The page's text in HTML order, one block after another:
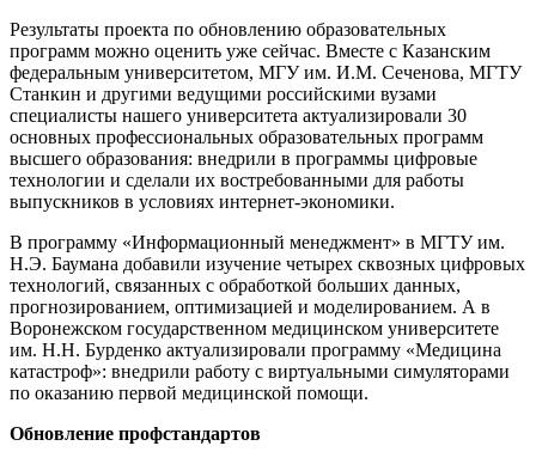
Результаты проекта по обновлению образовательных
программ можно оценить уже сейчас. Вместе с Казанским
федеральным университетом, МГУ им. И.М. Сеченова, МГТУ
Станкин и другими ведущими российскими вузами
специалисты нашего университета актуализировали 30
основных профессиональных образовательных программ
высшего образования: внедрили в программы цифровые
технологии и сделали их востребованными для работы
выпускников в условиях интернет-экономики.
В программу «Информационный менеджмент» в МГТУ им.
Н.Э. Баумана добавили изучение четырех сквозных цифровых
технологий, связанных с обработкой больших данных,
прогнозированием, оптимизацией и моделированием. А в
Воронежском государственном медицинском университете
им. Н.Н. Бурденко актуализировали программу «Медицина
катастроф»: внедрили работу с виртуальными симуляторами
по оказанию первой медицинской помощи.
Обновление профстандартов